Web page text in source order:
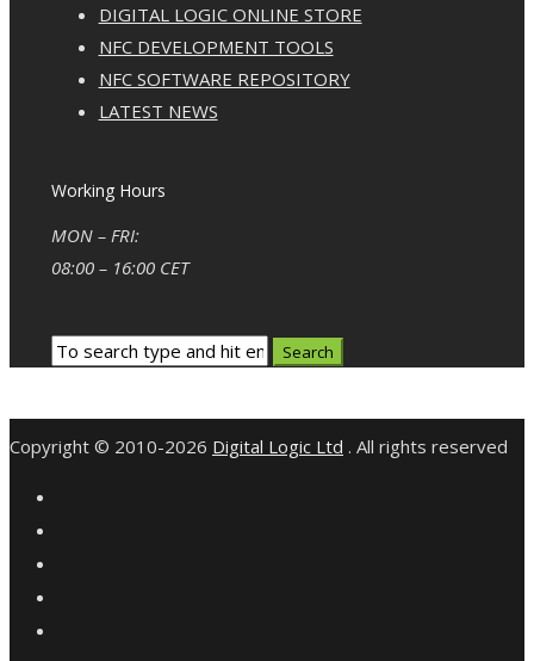
DIGITAL LOGIC ONLINE STORE
NFC DEVELOPMENT TOOLS
NFC SOFTWARE REPOSITORY
LATEST NEWS
Working Hours
MON – FRI:
08:00 – 16:00 CET
Copyright © 2010-2026 Digital Logic Ltd . All rights reserved